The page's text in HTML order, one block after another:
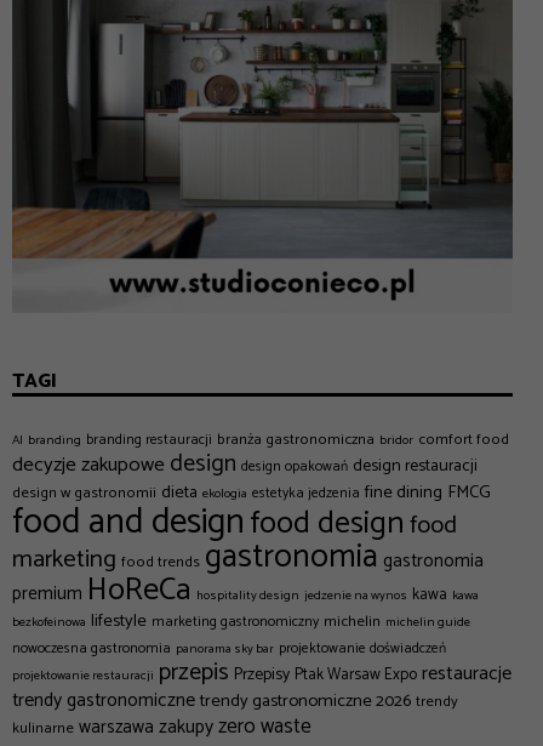
TAGI
AI branding branding restauracji branża gastronomiczna bridor comfort food
decyzje zakupowe design design opakowań design restauracji
design w gastronomii dieta ekologia estetyka jedzenia fine dining FMCG
food and designfood designfood
marketing food trends gastronomia gastronomia
premium HoReCa hospitality design jedzenie na wynos kawa kawa
bezkofeinowa lifestyle marketing gastronomiczny michelin michelin guide
nowoczesna gastronomia panorama sky bar projektowanie doświadczeń
projektowanie restauracji przepis Przepisy Ptak Warsaw Exporestauracje
trendy gastronomicznetrendy gastronomiczne 2026trendy
kulinarnewarszawa zakupyzero waste